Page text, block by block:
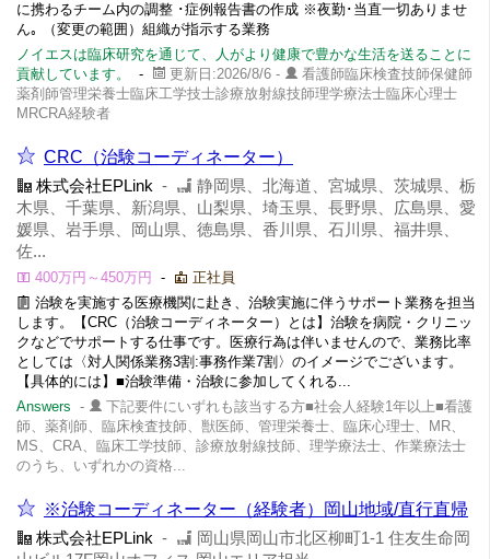
に携わるチーム内の調整 ･症例報告書の作成 ※夜勤･当直一切ありませ
ん｡ （変更の範囲）組織が指示する業務
ノイエスは臨床研究を通じて、人がより健康で豊かな生活を送ることに
貢献しています。
- 更新日:2026/8/6 -
看護師臨床検査技師保健師
薬剤師管理栄養士臨床工学技士診療放射線技師理学療法士臨床心理士
MRCRA経験者
CRC（治験コーディネーター）
株式会社EPLink -
静岡県、北海道、宮城県、茨城県、栃
木県、千葉県、新潟県、山梨県、埼玉県、長野県、広島県、愛
媛県、岩手県、岡山県、徳島県、香川県、石川県、福井県、
佐...
400万円～450万円 -
正社員
治験を実施する医療機関に赴き、治験実施に伴うサポート業務を担当
します。【CRC（治験コーディネーター）とは】治験を病院・クリニッ
クなどでサポートする仕事です。医療行為は伴いませんので、業務比率
としては〈対人関係業務3割:事務作業7割〉のイメージでございます。
【具体的には】■治験準備・治験に参加してくれる...
Answers -
下記要件にいずれも該当する方■社会人経験1年以上■看護
師、薬剤師、臨床検査技師、獣医師、管理栄養士、臨床心理士、MR、
MS、CRA、臨床工学技師、診療放射線技師、理学療法士、作業療法士
のうち、いずれかの資格...
※治験コーディネーター（経験者）岡山地域/直行直帰
株式会社EPLink -
岡山県岡山市北区柳町1-1 住友生命岡